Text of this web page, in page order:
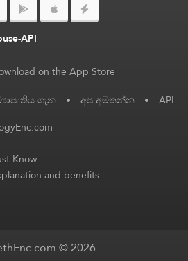
API
ගැන • අප අමතන්න • API
Know
and benefits
© 2026